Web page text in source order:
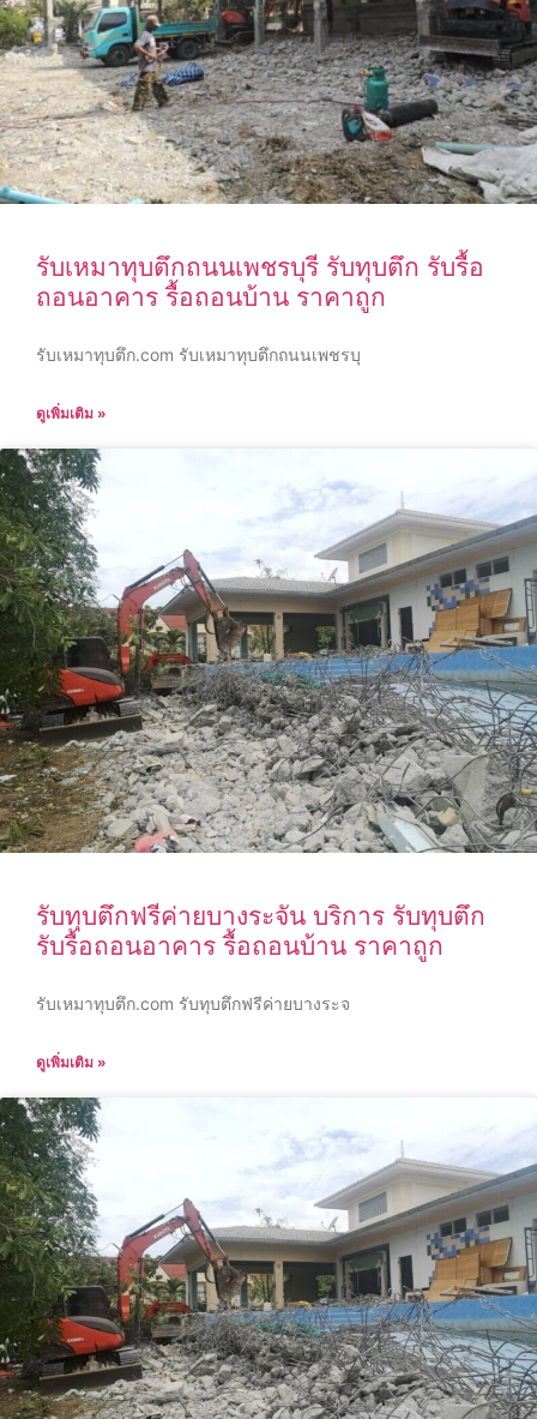
รับเหมาทุบตึกถนนเพชรบุรี รับทุบตึก รับรื้อ
ถอนอาคาร รื้อถอนบ้าน ราคาถูก
รับเหมาทุบตึก.com รับเหมาทุบตึกถนนเพชรบุ
ดูเพิ่มเติม »
รับทุบตึกฟรีค่ายบางระจัน บริการ รับทุบตึก
รับรื้อถอนอาคาร รื้อถอนบ้าน ราคาถูก
รับเหมาทุบตึก.com รับทุบตึกฟรีค่ายบางระจ
ดูเพิ่มเติม »